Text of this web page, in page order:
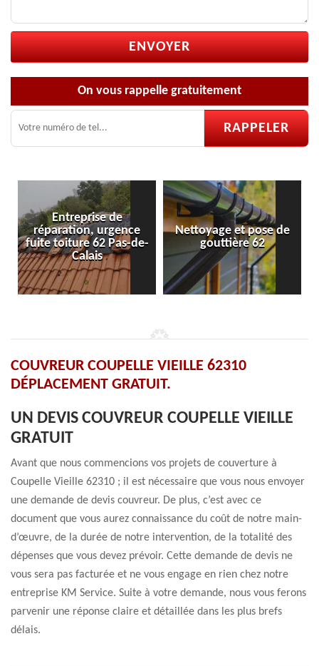
On vous rappelle gratuitement
de
urgence
62 Pas-de-
Calais
Nettoyage et pose de
gouttière 62
Pose et
COUVREUR COUPELLE VIEILLE 62310
DÉPLACEMENT GRATUIT.
UN DEVIS COUVREUR COUPELLE VIEILLE
GRATUIT
Avant que nous commencions vos projets de couverture à
Coupelle Vieille 62310 ; il est nécessaire que vous nous envoyer
une demande de devis couvreur. De plus, c’est avec ce
document que vous aurez connaissance du coût de notre main-
d’œuvre, de la durée de notre intervention, de la totalité des
dépenses que vous devez prévoir. Cette demande de devis ne
vous sera pas facturée et ne vous engage en rien chez notre
entreprise KM Service. Suite à votre demande, nous vous ferons
parvenir une réponse claire et détaillée dans les plus brefs
délais.